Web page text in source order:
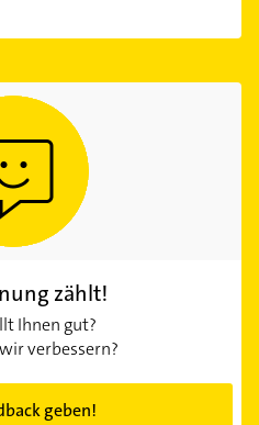
zählt!
Ihnen gut?
verbessern?
geben!